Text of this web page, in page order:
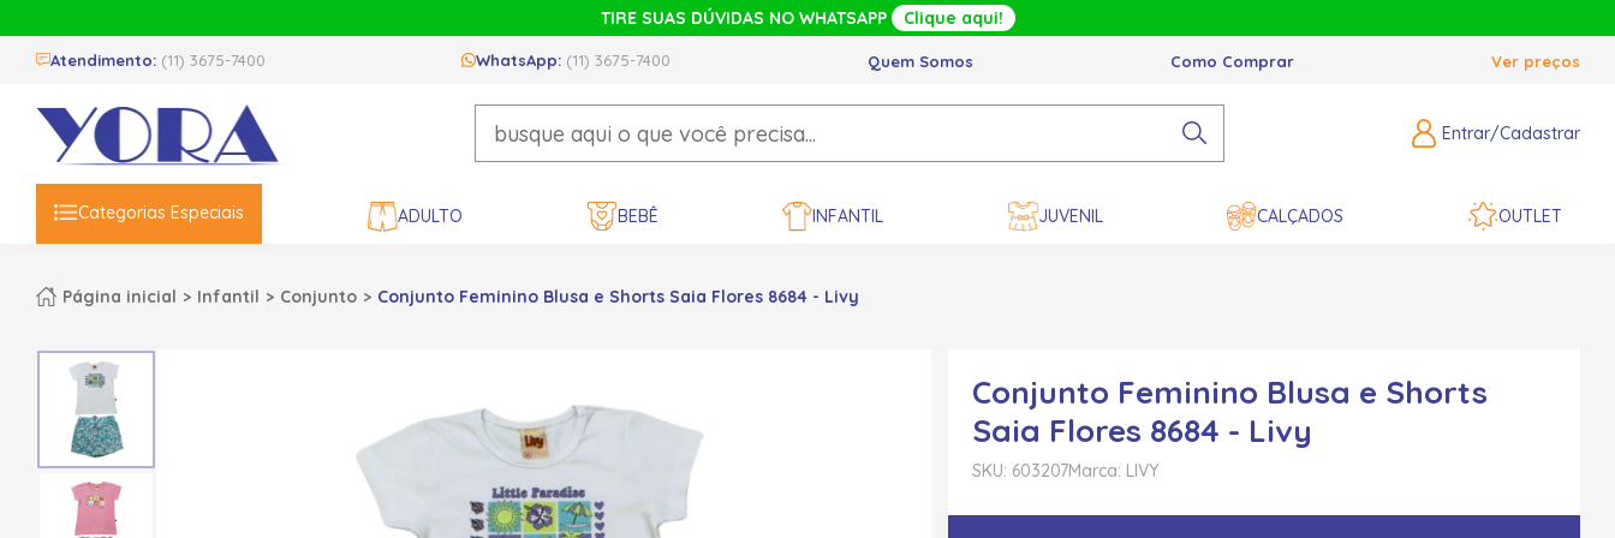
TIRE SUAS DÚVIDAS NO WHATSAPP Clique aqui!
Atendimento: (11) 3675-7400 WhatsApp: (11) 3675-7400 Quem Somos Como Comprar Ver preços
Entrar/Cadastrar
Categorias Especiais ADULTO BEBÊ INFANTIL JUVENIL CALÇADOS OUTLET
Página inicial Infantil Conjunto Conjunto Feminino Blusa e Shorts Saia Flores 8684 - Livy
Conjunto Feminino Blusa e Shorts
Saia Flores 8684 - Livy
SKU: 603207Marca: LIVY